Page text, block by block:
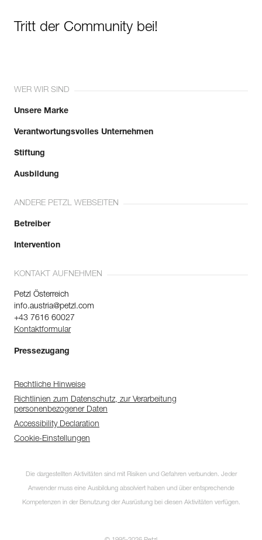
Tritt der Community bei!
WER WIR SIND
Unsere Marke
Verantwortungsvolles Unternehmen
Stiftung
Ausbildung
ANDERE PETZL WEBSEITEN
Betreiber
Intervention
KONTAKT AUFNEHMEN
Petzl Österreich
info.austria@petzl.com
+43 7616 60027
Kontaktformular
Pressezugang
Rechtliche Hinweise
Richtlinien zum Datenschutz, zur Verarbeitung
personenbezogener Daten
Accessibility Declaration
Cookie-Einstellungen
Die dargestellten Aktivitäten sind mit Risiken und Gefahren verbunden. Jeder
Anwender muss eine Ausbildung absolviert haben und über entsprechende
Kompetenzen in der Benutzung der Ausrüstung bei diesen Aktivitäten verfügen.